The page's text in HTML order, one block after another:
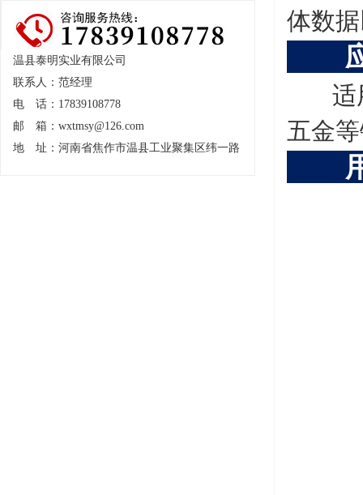
温县泰明实业有限公司
联系人：范经理
电 话：17839108778
邮 箱： wxtmsy@126.com
地 址：河南省焦作市温县工业聚集区纬一路
体数
适用
五金